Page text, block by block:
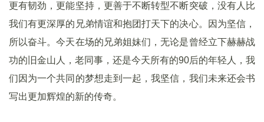
更有韧劲，更能坚持，更善于不断转型不断突破，没有人比
我们有更深厚的兄弟情谊和抱团打天下的决心。因为坚信，
所以奋斗。今天在场的兄弟姐妹们，无论是曾经立下赫赫战
功的旧金山人，老同事，还是今天所有的90后的年轻人，我
们因为一个共同的梦想走到一起，我坚信，我们未来还会书
写出更加辉煌的新的传奇。